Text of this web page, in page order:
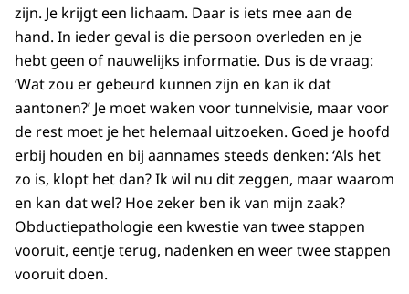
zijn. Je krijgt een lichaam. Daar is iets mee aan de
hand. In ieder geval is die persoon overleden en je
hebt geen of nauwelijks informatie. Dus is de vraag:
‘Wat zou er gebeurd kunnen zijn en kan ik dat
aantonen?’ Je moet waken voor tunnelvisie, maar voor
de rest moet je het helemaal uitzoeken. Goed je hoofd
erbij houden en bij aannames steeds denken: ‘Als het
zo is, klopt het dan? Ik wil nu dit zeggen, maar waarom
en kan dat wel? Hoe zeker ben ik van mijn zaak?
Obductiepathologie een kwestie van twee stappen
vooruit, eentje terug, nadenken en weer twee stappen
vooruit doen.